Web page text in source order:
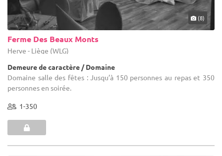
(8)
Ferme Des Beaux Monts
Herve - Liège (WLG)
Demeure de caractère / Domaine
Domaine salle des fêtes : Jusqu’à 150 personnes au repas et 350
personnes en soirée.
1-350